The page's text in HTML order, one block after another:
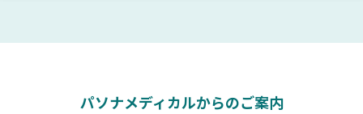
パソナメディカルからのご案内